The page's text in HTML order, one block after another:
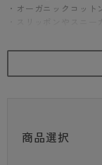
・オーガニックコッ
商品選択